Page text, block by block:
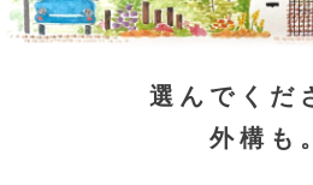
選んでくだ
外構も